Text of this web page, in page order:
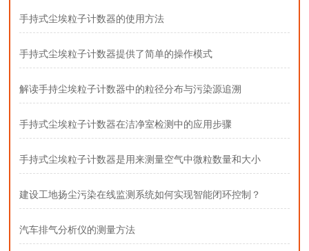
手持式尘埃粒子计数器的使用方法
手持式尘埃粒子计数器提供了简单的操作模式
解读手持尘埃粒子计数器中的粒径分布与污染源追溯
手持式尘埃粒子计数器在洁净室检测中的应用步骤
手持式尘埃粒子计数器是用来测量空气中微粒数量和大小
建设工地扬尘污染在线监测系统如何实现智能闭环控制？
汽车排气分析仪的测量方法